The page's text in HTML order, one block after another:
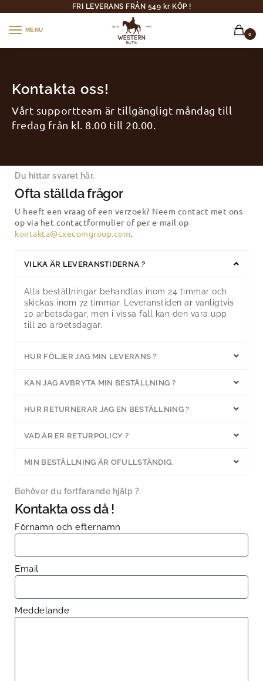
FRI LEVERANS FRÅN 549 kr KÖP !
MENU
0
Kontakta oss!
Vårt supportteam är tillgängligt måndag till
fredag från kl. 8.00 till 20.00.
Du hittar svaret här.
Ofta ställda frågor
U heeft een vraag of een verzoek? Neem contact met ons
op via het contactformulier of per e-mail op
kontakta@cxecomgroup.com.
VILKA ÄR LEVERANSTIDERNA ?
Alla beställningar behandlas inom 24 timmar och
skickas inom 72 timmar. Leveranstiden är vanligtvis
10 arbetsdagar, men i vissa fall kan den vara upp
till 20 arbetsdagar.
HUR FÖLJER JAG MIN LEVERANS ?
KAN JAG AVBRYTA MIN BESTÄLLNING ?
HUR RETURNERAR JAG EN BESTÄLLNING ?
VAD ÄR ER RETURPOLICY ?
MIN BESTÄLLNING ÄR OFULLSTÄNDIG.
Behöver du fortfarande hjälp ?
Kontakta oss då !
Förnamn och efternamn
Email
Meddelande